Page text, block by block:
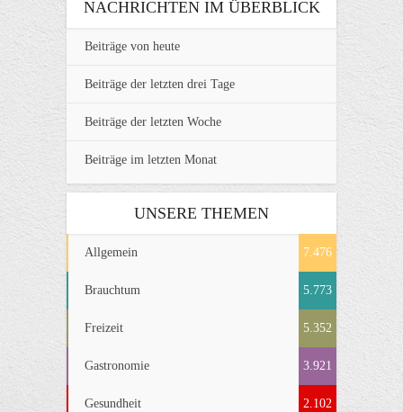
NACHRICHTEN IM ÜBERBLICK
Beiträge von heute
Beiträge der letzten drei Tage
Beiträge der letzten Woche
Beiträge im letzten Monat
UNSERE THEMEN
Allgemein 7.476
Brauchtum 5.773
Freizeit 5.352
Gastronomie 3.921
Gesundheit 2.102